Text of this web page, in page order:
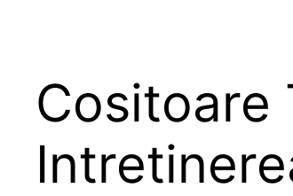
Cositoare